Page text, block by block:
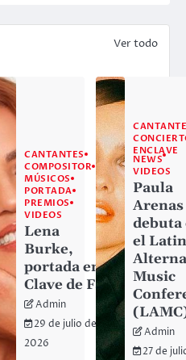
Ver todo
CANTANTES
COMPOSITOR
MÚSICOS
PORTADA
PREMIOS
VIDEOS
Lena
Burke,
portada en
Clave de Fa
Admin
29 de julio de
2026
ENCLAVE
NEWS
VIDEOS
Paula
Arenas
debuta
el
Music
Admin
27 de